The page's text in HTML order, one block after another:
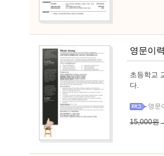
영문이
초등학교
다.
영문
15,000원